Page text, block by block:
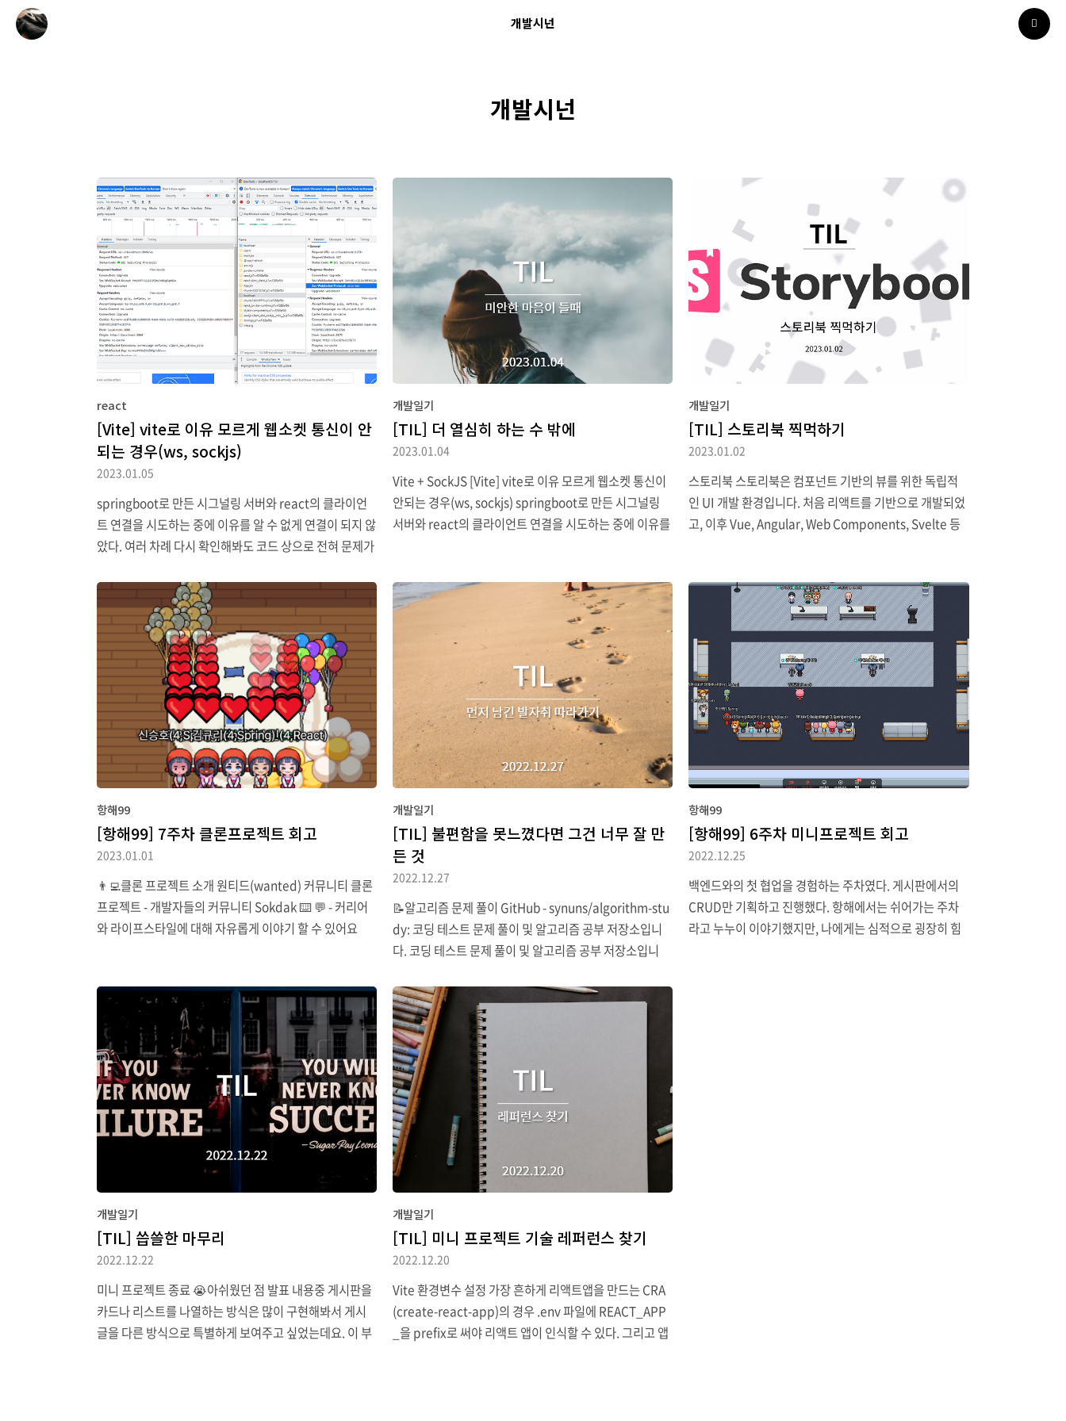
개발시넌
개발시넌
react
[Vite] vite로 이유 모르게 웹소켓 통신이 안
되는 경우(ws, sockjs)
2023.01.05
springboot로 만든 시그널링 서버와 react의 클라이언
트 연결을 시도하는 중에 이유를 알 수 없게 연결이 되지 않
았다. 여러 차례 다시 확인해봐도 코드 상으로 전혀 문제가
똑같은 코드를 cra해서 만들어보고 실행해보았다. 딱 한가
지의 차이점이 있었는데 vite쪽 웹 소켓을 vite-hmr이라
는 프로토콜을 사용하고 있었다. switching protocols가
발생하면서 cra는 /ws가 붙지만 vite는 붙지 않는다. 물론
cra로 진행한쪽은 통신이 잘된다. HMR은 Hot Module R
eplacement의 약자로 애플리케이션을 다시 시작하지
않고도 일부 컨텐츠만을 갱신할 수 있다는 vite의 특징이
자 장점이다. 하지만 통신 프로토콜과는..
개발일기
[TIL] 더 열심히 하는 수 밖에
2023.01.04
Vite + SockJS [Vite] vite로 이유 모르게 웹소켓 통신이
안되는 경우(ws, sockjs) springboot로 만든 시그널링
서버와 react의 클라이언트 연결을 시도하는 중에 이유를
istory.com 이거 때문에 이틀을 날렸다. 프로젝트 전에 웹
소켓 연결을 한번 시도해보자고 하면서 vite로 프로젝트를
구성해버려서 vite의 프로토콜 설정이 달라 발생했던 문제
였다. 결국에 CRA로 실행해서 해결했다. 해결했다고 보기
에는 쉽지 않지만 아직 config를 설정하기에는 자료가 많
지가 않다. 그래도 소스코드를 여러번 보면서 소켓 기능에
대해서 더 공부할 수 있었다...
개발일기
[TIL] 스토리북 찍먹하기
2023.01.02
스토리북 스토리북은 컴포넌트 기반의 뷰를 위한 독립적
인 UI 개발 환경입니다. 처음 리액트를 기반으로 개발되었
고, 이후 Vue, Angular, Web Components, Svelte 등
가능하도록 만들어줍니다.하나의 디자인 시스템이라고 생
각하시면 편하실 것 같네요. 스토리북의 컴포넌트는 Mock
up 상태 값을 넣어줄 수 있도록 되어있어 각종 상태 값에
따라 바로바로 디자인이 변경되는 것을 확인하실 수 있고
또한, 각 개체별로 볼 수도 있지만 페이지 단위로 여러 가지
컴포넌트를 묶어 보여줄 수도 있습니다. 위와 같은 기능을
제공함으로써 개발 요건을 반영하여 기획, 디자인 파트와
같이 확인하며 협업이..
항해99
[항해99] 7주차 클론프로젝트 회고
2023.01.01
👨‍💻클론 프로젝트 소개 원티드(wanted) 커뮤니티 클론
프로젝트 - 개발자들의 커뮤니티 Sokdak ⌨️ 💬 - 커리어
와 라이프스타일에 대해 자유롭게 이야기 할 수 있어요
에!) 클론 코딩이라고 모든 것을 복제할 수는 없습니다! 화
면 구성은 동일하게 하되, 하나의 기능을 완료 후, 차근차
근 추가해보세요 FE 기술 스택 react styled-componen
ts amazon s3 axios : ajax redux-toolkit : 전역 상태
관리 라이브러리 vite : 빌드 툴 react-hook-form : 유효
성 검사에 유용한 훅 react-cookie : 쿠키 관련 처리 훅 r..
개발일기
[TIL] 불편함을 못느꼈다면 그건 너무 잘 만
든 것
2022.12.27
📝알고리즘 문제 풀이 GitHub - synuns/algorithm-stu
dy: 코딩 테스트 문제 풀이 및 알고리즘 공부 저장소입니
다. 코딩 테스트 문제 풀이 및 알고리즘 공부 저장소입니
ment by creating an account on GitHub. github.co
m 동적 계획법(DP) 연습하기 좋은 문제. 개념만 이해하면
코드는 쉽게 쓸 수 있는 문제라서 연습하기 딱 좋다. 원티드
클론 코딩 디자인 시스템 프로젝트에 theme을 적용해보
기 시작하면서 theme을 어떻게 구성하는지 궁금했다. 원
티드 페이지에서는 이렇게 엄청나게 많은 css 세팅이 존재
한다. 컬러 포인트가 파란색이라고 그 외에는 그렇게 많지
않을 거..
항해99
[항해99] 6주차 미니프로젝트 회고
2022.12.25
백엔드와의 첫 협업을 경험하는 주차였다. 게시판에서의
CRUD만 기획하고 진행했다. 항해에서는 쉬어가는 주차
라고 누누이 이야기했지만, 나에게는 심적으로 굉장히 힘
개발일기
[TIL] 씁쓸한 마무리
2022.12.22
미니 프로젝트 종료 😭아쉬웠던 점 발표 내용중 게시판을
카드나 리스트를 나열하는 방식은 많이 구현해봐서 게시
글을 다른 방식으로 특별하게 보여주고 싶었는데요. 이 부
개발일기
[TIL] 미니 프로젝트 기술 레퍼런스 찾기
2022.12.20
Vite 환경변수 설정 가장 흔하게 리액트앱을 만드는 CRA
(create-react-app)의 경우 .env 파일에 REACT_APP
_을 prefix로 써야 리액트 앱이 인식할 수 있다. 그리고 앱